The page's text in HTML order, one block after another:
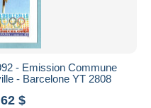
- Emission Commune
- Barcelone YT 2808
$